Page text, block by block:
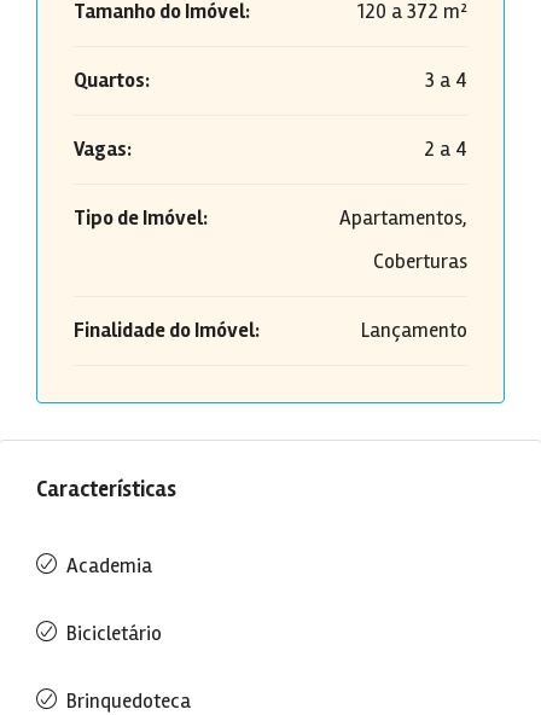
Tamanho do Imóvel: 120 a 372 m²
Quartos: 3 a 4
Vagas: 2 a 4
Tipo de Imóvel:
Apartamentos,
Coberturas
Finalidade do Imóvel: Lançamento
Características
Academia
Bicicletário
Brinquedoteca